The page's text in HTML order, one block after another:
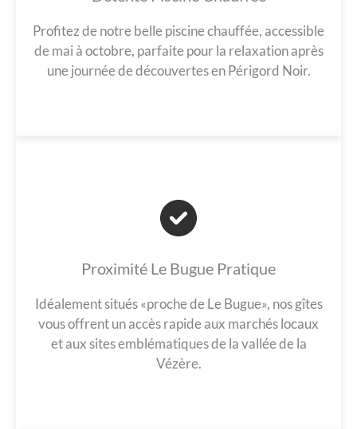
Profitez de notre belle piscine chauffée, accessible
de mai à octobre, parfaite pour la relaxation après
une journée de découvertes en Périgord Noir.
Proximité Le Bugue Pratique
Idéalement situés «proche de Le Bugue», nos gîtes
vous offrent un accès rapide aux marchés locaux
et aux sites emblématiques de la vallée de la
Vézère.